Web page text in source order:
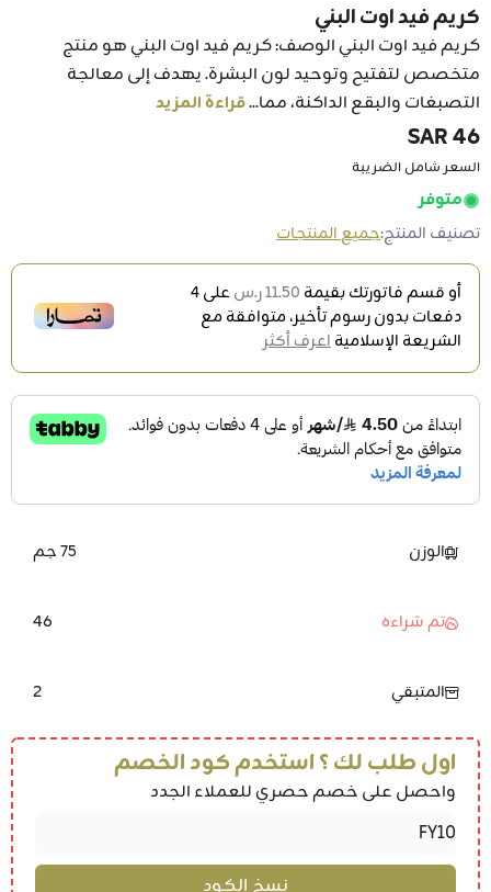
كريم فيد اوت البني
كريم فيد اوت البني الوصف: كريم فيد اوت البني هو منتج
متخصص لتفتيح وتوحيد لون البشرة. يهدف إلى معالجة
التصبغات والبقع الداكنة، مما...قراءة المزيد
46 SAR
السعر شامل الضريبة
متوفر
تصنيف المنتج:جميع المنتجات
أو قسم فاتورتك بقيمة 11.50 ر.س على4
دفعات بدون رسوم تأخير، متوافقة مع
الشريعة الإسلاميةاعرف أكثر
الوزن 75 جم
تم شراءه 46
المتبقي 2
اول طلب لك ؟ استخدم كود الخصم
واحصل على خصم حصري للعملاء الجدد